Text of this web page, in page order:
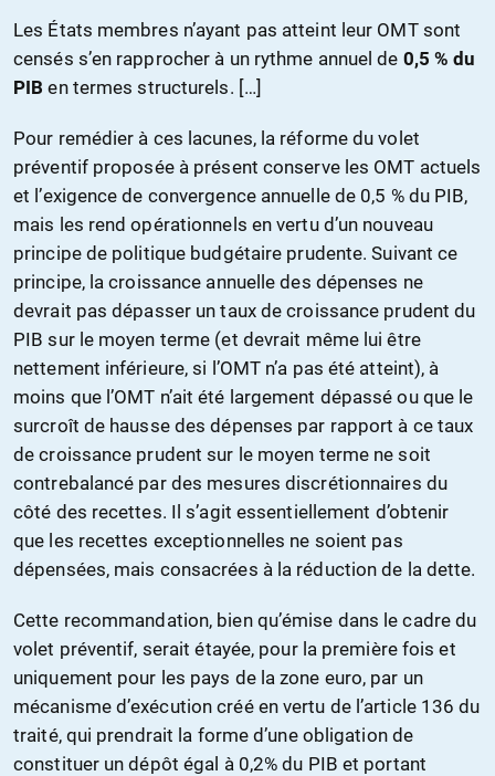
Les États membres n’ayant pas atteint leur OMT sont
censés s’en rapprocher à un rythme annuel de 0,5 % du
PIB en termes structurels. […]
Pour remédier à ces lacunes, la réforme du volet
préventif proposée à présent conserve les OMT actuels
et l’exigence de convergence annuelle de 0,5 % du PIB,
mais les rend opérationnels en vertu d’un nouveau
principe de politique budgétaire prudente. Suivant ce
principe, la croissance annuelle des dépenses ne
devrait pas dépasser un taux de croissance prudent du
PIB sur le moyen terme (et devrait même lui être
nettement inférieure, si l’OMT n’a pas été atteint), à
moins que l’OMT n’ait été largement dépassé ou que le
surcroît de hausse des dépenses par rapport à ce taux
de croissance prudent sur le moyen terme ne soit
contrebalancé par des mesures discrétionnaires du
côté des recettes. Il s’agit essentiellement d’obtenir
que les recettes exceptionnelles ne soient pas
dépensées, mais consacrées à la réduction de la dette.
Cette recommandation, bien qu’émise dans le cadre du
volet préventif, serait étayée, pour la première fois et
uniquement pour les pays de la zone euro, par un
mécanisme d’exécution créé en vertu de l’article 136 du
traité, qui prendrait la forme d’une obligation de
constituer un dépôt égal à 0,2% du PIB et portant